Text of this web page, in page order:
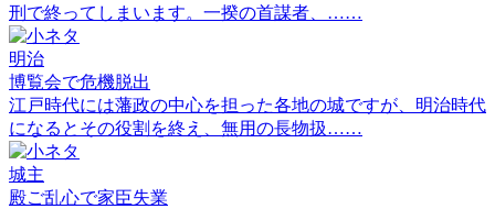
刑で終ってしまいます。一揆の首謀者、……
明治
博覧会で危機脱出
江戸時代には藩政の中心を担った各地の城ですが、明治時代
になるとその役割を終え、無用の長物扱……
城主
殿ご乱心で家臣失業